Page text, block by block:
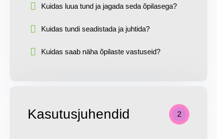
Kuidas luua tund ja jagada seda õpilasega?
Kuidas tundi seadistada ja juhtida?
Kuidas saab näha õpilaste vastuseid?
Kasutusjuhendid 2